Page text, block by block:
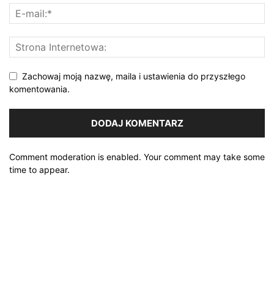
Zachowaj moją nazwę, maila i ustawienia do przyszłego
komentowania.
Comment moderation is enabled. Your comment may take some
time to appear.